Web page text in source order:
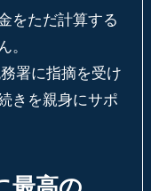
をただ計算する
。
署に指摘を受け
きを親身にサポ